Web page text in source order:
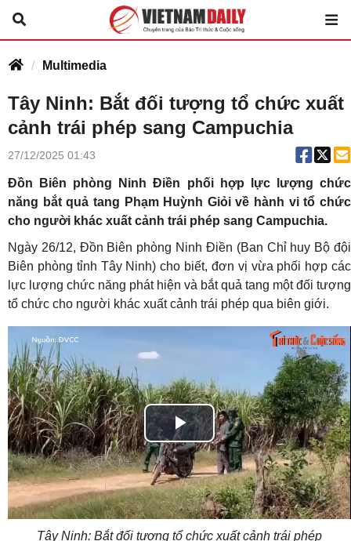
Multimedia
Tây Ninh: Bắt đối tượng tổ chức xuất
cảnh trái phép sang Campuchia
27/12/2025 01:43
Đồn Biên phòng Ninh Điền phối hợp lực lượng chức
năng bắt quả tang Phạm Huỳnh Giỏi về hành vi tổ chức
cho người khác xuất cảnh trái phép sang Campuchia.
Ngày 26/12, Đồn Biên phòng Ninh Điền (Ban Chỉ huy Bộ đội
Biên phòng tỉnh Tây Ninh) cho biết, đơn vị vừa phối hợp các
lực lượng chức năng phát hiện và bắt quả tang một đối tượng
tổ chức cho người khác xuất cảnh trái phép qua biên giới.
Play
Video
Tây Ninh: Bắt đối tượng tổ chức xuất cảnh trái phép